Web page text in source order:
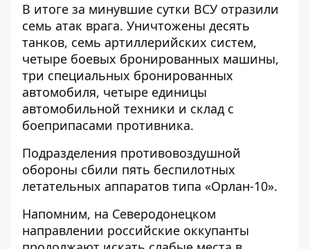
В итоге за минувшие сутки ВСУ отразили
семь атак врага. Уничтожены десять
танков, семь артиллерийских систем,
четыре боевых бронированных машины,
три специальных бронированных
автомобиля, четыре единицы
автомобильной техники и склад с
боеприпасами противника.
Подразделения противовоздушной
обороны сбили пять беспилотных
летательных аппаратов типа «Орлан-10».
Напомним, на Северодонецком
направлении российские оккупанты